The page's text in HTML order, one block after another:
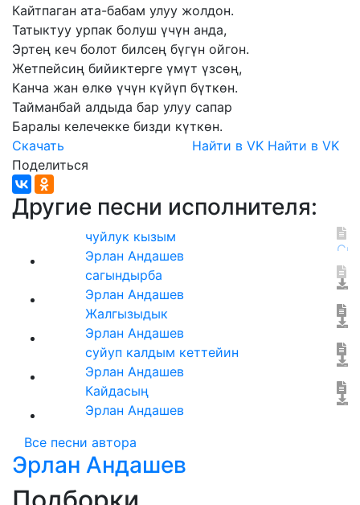
Кайтпаган ата-бабам улуу жолдон.
Татыктуу урпак болуш үчүн анда,
Эртең кеч болот билсең бүгүн ойгон.
Жетпейсиң бийиктерге үмүт үзсөң,
Канча жан өлкө үчүн күйүп бүткөн.
Тайманбай алдыда бар улуу сапар
Баралы келечекке бизди күткөн.
Скачать
Найти в VK Найти в VK
Поделиться
Другие песни исполнителя:
чуйлук кызым
Эрлан Андашев
сагындырба
Эрлан Андашев
Жалгызыдык
Эрлан Андашев
суйуп калдым кеттейин
Эрлан Андашев
Кайдасың
Эрлан Андашев
Все песни автора
Эрлан Андашев